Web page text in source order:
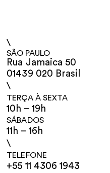
\
SÃO PAULO
Rua Jamaica 50
01439 020 Brasil
\
TERÇA À SEXTA
10h – 19h
SÁBADOS
11h – 16h
\
TELEFONE
+55 11 4306 1943